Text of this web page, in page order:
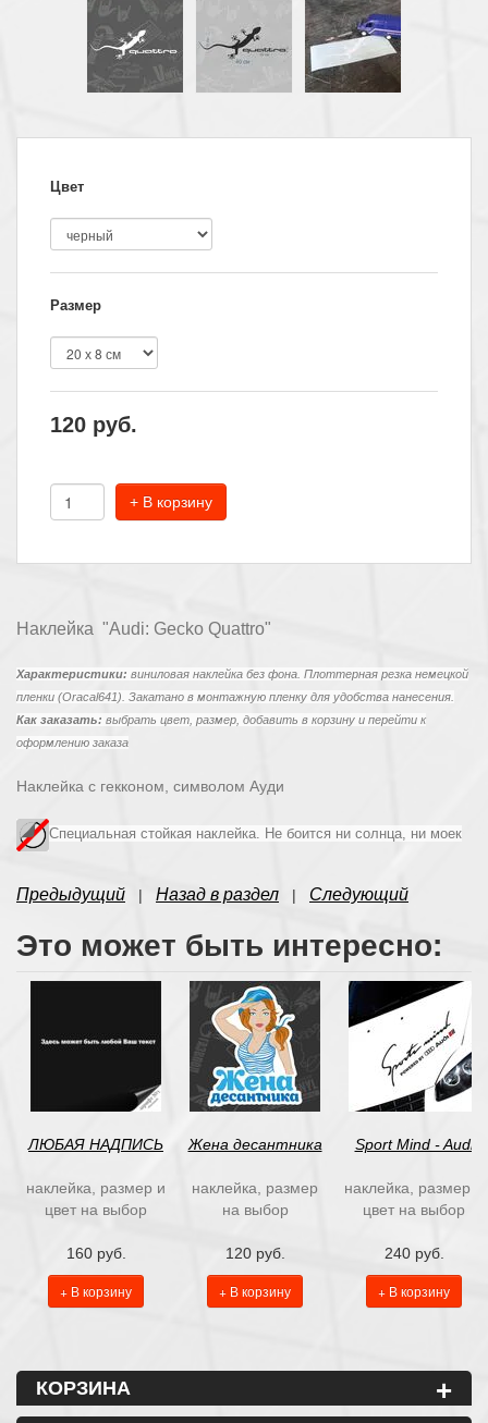
Цвет
Размер
120 руб.
+ В корзину
Наклейка "Audi: Gecko Quattro"
Характеристики: виниловая наклейка без фона. Плоттерная резка немецкой
пленки (Oracal641). Закатано в монтажную пленку для удобства нанесения.
Как заказать: выбрать цвет, размер, добавить в корзину и перейти к
оформлению заказа
Наклейка с гекконом, символом Ауди
Специальная стойкая наклейка. Не боится ни солнца, ни моек
Предыдущий | Назад в раздел | Следующий
Это может быть интересно:
ЛЮБАЯ НАДПИСЬ
наклейка, размер и
цвет на выбор
160 руб.
+ В корзину
Жена десантника
наклейка, размер
на выбор
120 руб.
+ В корзину
Sport Mind - Audi
наклейка, размер и
цвет на выбор
240 руб.
+ В корзину
КОРЗИНА +